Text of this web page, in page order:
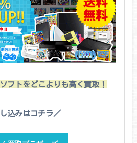
フトをどこよりも高く買取！
込みはコチラ／